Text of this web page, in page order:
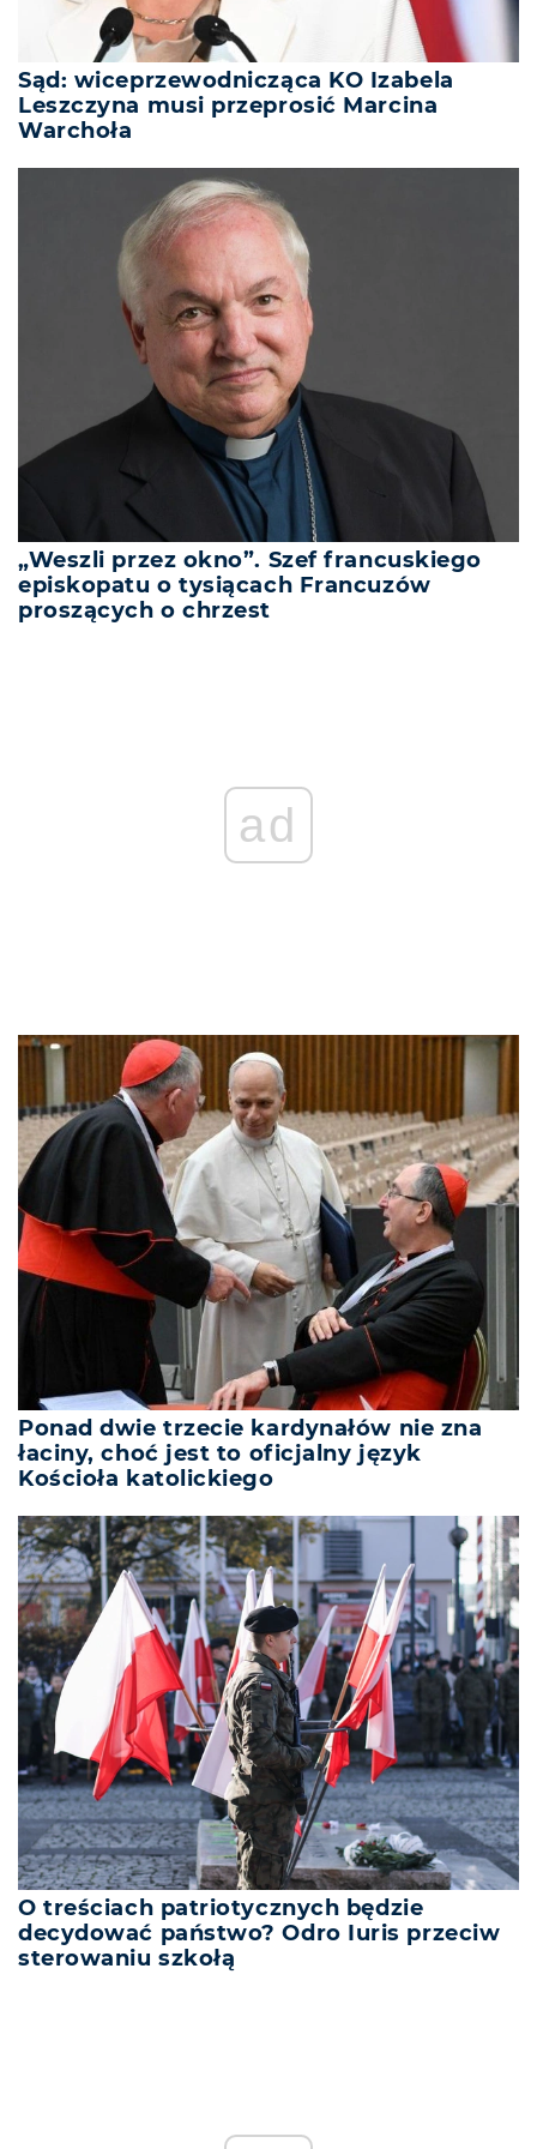
Sąd: wiceprzewodnicząca KO Izabela
Leszczyna musi przeprosić Marcina
Warchoła
„Weszli przez okno”. Szef francuskiego
episkopatu o tysiącach Francuzów
proszących o chrzest
Ponad dwie trzecie kardynałów nie zna
łaciny, choć jest to oficjalny język
Kościoła katolickiego
O treściach patriotycznych będzie
decydować państwo? Odro Iuris przeciw
sterowaniu szkołą